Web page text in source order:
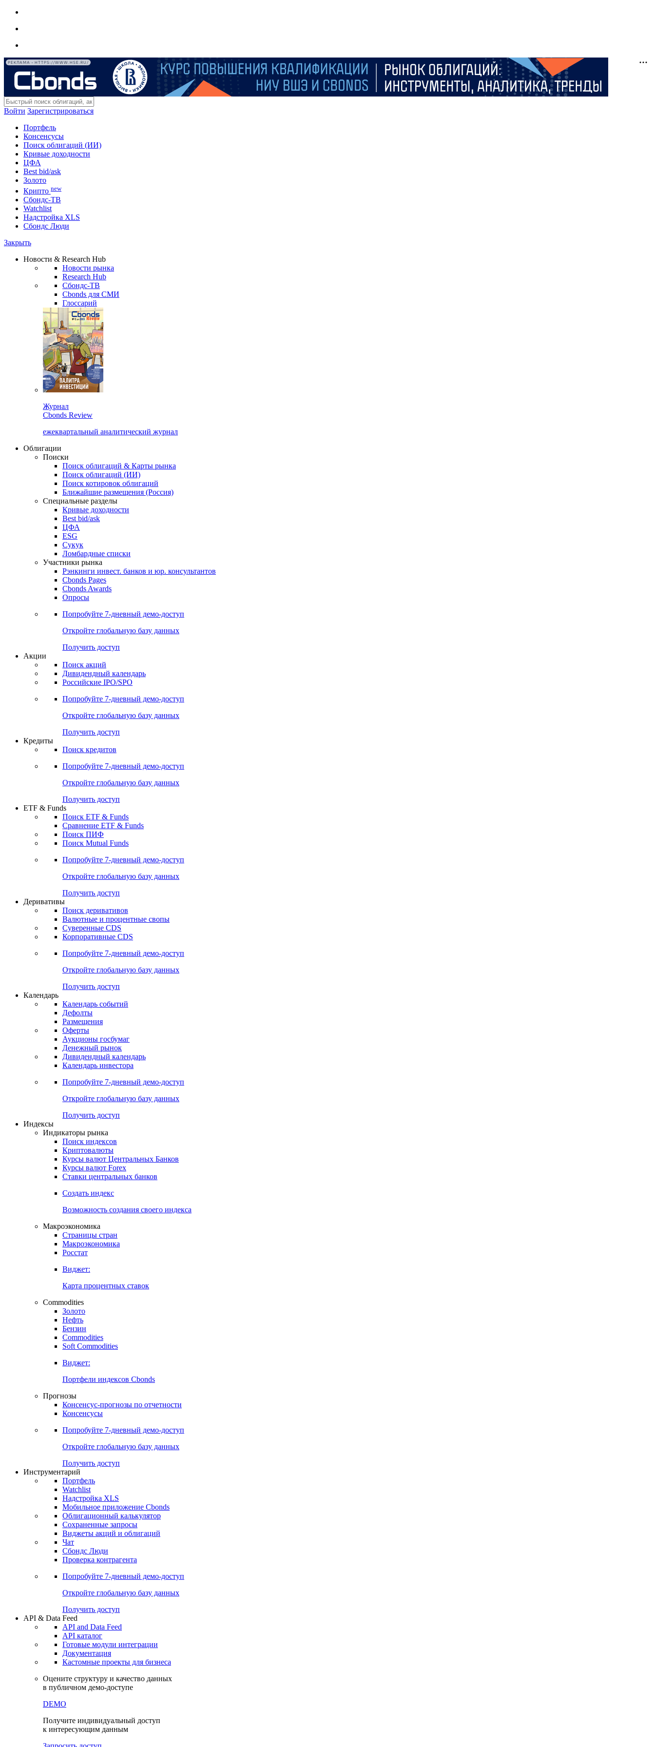
РЕКЛАМА • HTTPS://WWW.HSE.RU/
Войти Зарегистрироваться
Портфель
Консенсусы
Поиск облигаций (ИИ)
Кривые доходности
ЦФА
Best bid/ask
Золото
Крипто new
Сбондс-ТВ
Watchlist
Надстройка XLS
Сбондс Люди
Закрыть
Новости & Research Hub
Новости рынка
Research Hub
Сбондс-ТВ
Cbonds для СМИ
Глоссарий
Журнал
Cbonds Review
ежеквартальный аналитический журнал
Облигации
Поиски
Поиск облигаций & Карты рынка
Поиск облигаций (ИИ)
Поиск котировок облигаций
Ближайшие размещения (Россия)
Специальные разделы
Кривые доходности
Best bid/ask
ЦФА
ESG
Сукук
Ломбардные списки
Участники рынка
Рэнкинги инвест. банков и юр. консультантов
Cbonds Pages
Cbonds Awards
Опросы
Попробуйте 7-дневный демо-доступ
Откройте глобальную базу данных
Получить доступ
Акции
Поиск акций
Дивидендный календарь
Российские IPO/SPO
Попробуйте 7-дневный демо-доступ
Откройте глобальную базу данных
Получить доступ
Кредиты
Поиск кредитов
Попробуйте 7-дневный демо-доступ
Откройте глобальную базу данных
Получить доступ
ETF & Funds
Поиск ETF & Funds
Сравнение ETF & Funds
Поиск ПИФ
Поиск Mutual Funds
Попробуйте 7-дневный демо-доступ
Откройте глобальную базу данных
Получить доступ
Деривативы
Поиск деривативов
Валютные и процентные свопы
Суверенные CDS
Корпоративные CDS
Попробуйте 7-дневный демо-доступ
Откройте глобальную базу данных
Получить доступ
Календарь
Календарь событий
Дефолты
Размещения
Оферты
Аукционы госбумаг
Денежный рынок
Дивидендный календарь
Календарь инвестора
Попробуйте 7-дневный демо-доступ
Откройте глобальную базу данных
Получить доступ
Индексы
Индикаторы рынка
Поиск индексов
Криптовалюты
Курсы валют Центральных Банков
Курсы валют Forex
Ставки центральных банков
Создать индекс
Возможность создания своего индекса
Макроэкономика
Страницы стран
Макроэкономика
Росстат
Виджет:
Карта процентных ставок
Commodities
Золото
Нефть
Бензин
Commodities
Soft Commodities
Виджет:
Портфели индексов Cbonds
Прогнозы
Консенсус-прогнозы по отчетности
Консенсусы
Попробуйте 7-дневный демо-доступ
Откройте глобальную базу данных
Получить доступ
Инструментарий
Портфель
Watchlist
Надстройка XLS
Мобильное приложение Cbonds
Облигационный калькулятор
Сохраненные запросы
Виджеты акций и облигаций
Чат
Сбондс Люди
Проверка контрагента
Попробуйте 7-дневный демо-доступ
Откройте глобальную базу данных
Получить доступ
API & Data Feed
API and Data Feed
API каталог
Готовые модули интеграции
Документация
Кастомные проекты для бизнеса
Оцените структуру и качество данных
в публичном демо-доступе
DEMO
Получите индивидуальный доступ
к интересующим данным